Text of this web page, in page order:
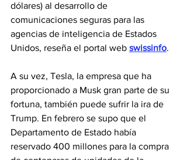
dólares) al desarrollo de
comunicaciones seguras para las
agencias de inteligencia de Estados
Unidos, reseña el portal web swissinfo.
A su vez, Tesla, la empresa que ha
proporcionado a Musk gran parte de su
fortuna, también puede sufrir la ira de
Trump. En febrero se supo que el
Departamento de Estado había
reservado 400 millones para la compra